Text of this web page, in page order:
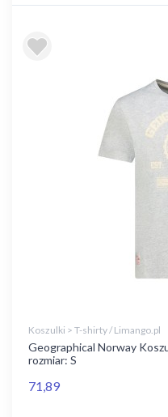
Koszulki > T-shirty / Limango.pl
Geographical Norway
rozmiar: S
71,89